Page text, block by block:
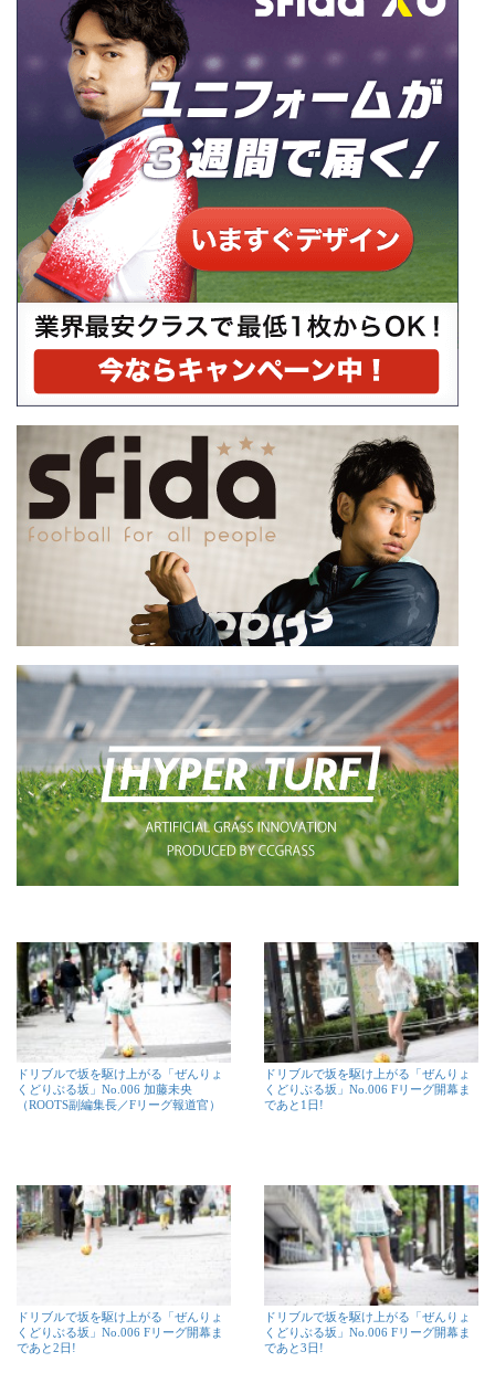
ドリブルで坂を駆け上がる「ぜんりょ
くどりぶる坂」No.006 加藤未央
（ROOTS副編集長／Fリーグ報道官）
ドリブルで坂を駆け上がる「ぜんりょ
くどりぶる坂」No.006 Fリーグ開幕ま
であと1日!
ドリブルで坂を駆け上がる「ぜんりょ
くどりぶる坂」No.006 Fリーグ開幕ま
であと2日!
ドリブルで坂を駆け上がる「ぜんりょ
くどりぶる坂」No.006 Fリーグ開幕ま
であと3日!